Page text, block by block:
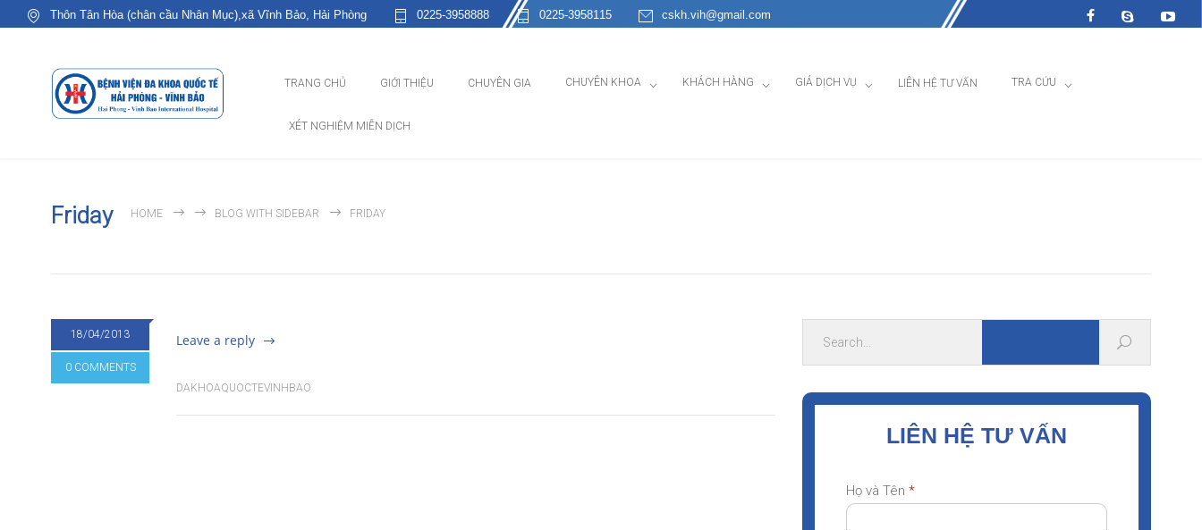
Thôn Tân Hòa (chân cầu Nhân Mục),xã Vĩnh Bảo, Hải Phòng 0225-3958888 0225-3958115 cskh.vih@gmail.com
TRANG CHỦ GIỚI THIỆU CHUYÊN GIA CHUYÊN KHOA KHÁCH HÀNG GIÁ DỊCH VỤ LIÊN HỆ TƯ VẤN TRA CỨU
XÉT NGHIỆM MIỄN DỊCH
Friday HOME BLOG WITH SIDEBAR FRIDAY
18/04/2013
0 COMMENTS
Leave a reply
DAKHOAQUOCTEVINHBAO
LIÊN HỆ TƯ VẤN
Họ và Tên *